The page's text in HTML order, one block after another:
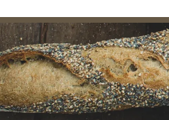
Brood
Hartige
Hotels &